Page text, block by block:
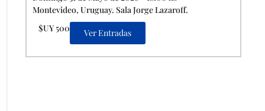
Montevideo, Uruguay. Sala Jorge Lazaroff.
$UY 500
Ver Entradas